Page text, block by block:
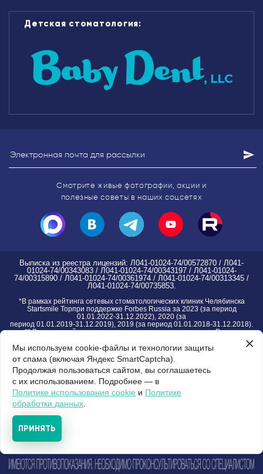
Мы используем cookie-файлы и технологии защиты
от спама (включая Яндекс SmartCaptcha).
Продолжая пользоваться сайтом, вы соглашаетесь
с их использованием. Подробнее — в
Политике использования cookie и Политике
обработки данных
ПРИНЯТЬ
Детская стоматология:
Смотрите живые фотографии, акции и
полезные советы в наших соцсетях
Выписка из реестра лицензий: Л041-01024-74/00572870 / Л041-
01024-74/00343083 / Л041-01024-74/00343197 / Л041-01024-
74/00315890 / Л041-01024-74/00361974 / Л041-01024-74/00313345 /
Л041-01024-74/00735853.
*В рамках рейтинга сетевых стоматологических клиник Челябинска
Startsmile Topпри поддержке Forbes Russia за 2023 (за период
01.01.2022-31.12.2022), 2020 (за
период 01.01.2019-31.12.2019), 2019 (за период 01.01.2018-31.12.2018).
** В рамках рейтинга частных стоматологических клиник России
01.01.2023-31.12.2023)
*** В рамках рейтинга Startsmile детских стоматологических клиник
Челябинска за 2021
Правовая информация группы клиник | Пользовательское соглашение |
для слабовидящих